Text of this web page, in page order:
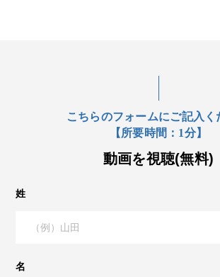
こちらのフォームにご記入く
【所要時間：1分】
動画を視聴(無料)
姓
名